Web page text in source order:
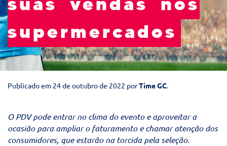
supermercados
Publicado em 24 de outubro de 2022 porTime GC.
O PDV pode entrar no clima do evento e aproveitar a
ocasião para ampliar o faturamento e chamar atenção dos
consumidores, que estarão na torcida pela seleção.